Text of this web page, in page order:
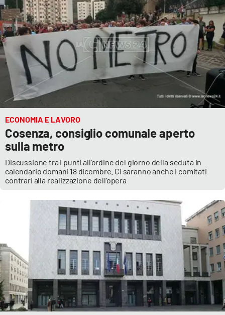
ECONOMIA E LAVORO
Cosenza, consiglio comunale aperto
sulla metro
Discussione tra i punti all'ordine del giorno della seduta in
calendario domani 18 dicembre. Ci saranno anche i comitati
contrari alla realizzazione dell'opera